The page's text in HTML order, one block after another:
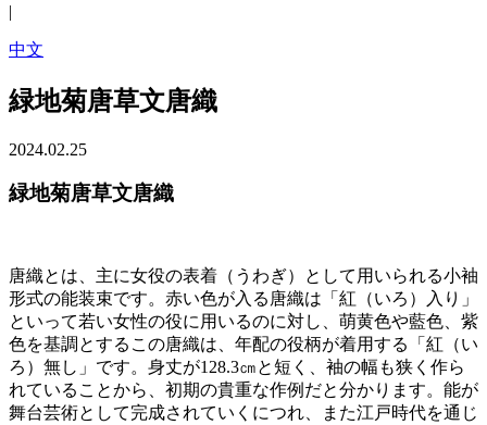
|
中文
緑地菊唐草文唐織
2024.02.25
緑地菊唐草文唐織
唐織とは、主に女役の表着（うわぎ）として用いられる小袖
形式の能装束です。赤い色が入る唐織は「紅（いろ）入り」
といって若い女性の役に用いるのに対し、萌黄色や藍色、紫
色を基調とするこの唐織は、年配の役柄が着用する「紅（い
ろ）無し」です。身丈が128.3㎝と短く、袖の幅も狭く作ら
れていることから、初期の貴重な作例だと分かります。能が
舞台芸術として完成されていくにつれ、また江戸時代を通じ